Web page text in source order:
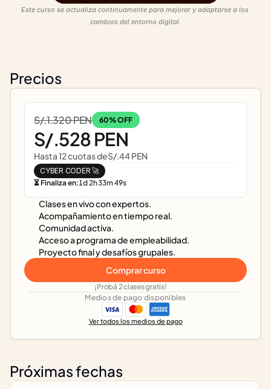
Este curso se actualiza continuamente para mejorar y adaptarse a los
cambios del entorno digital.
Próximas fechas
Precios
Clases en vivo con expertos.
Acompañamiento en tiempo real.
Comunidad activa.
Acceso a programa de empleabilidad.
Proyecto final y desafíos grupales.
Comprar curso
S/.1.320 PEN 60% OFF
S/.528 PEN
Hasta 12 cuotas deS/.44 PEN
CYBER CODER 🚀
⏳ Finaliza en:1d2h33m49s
Medios de pago disponibles
Ver todos los medios de pago
¡Probá 2 clases gratis!